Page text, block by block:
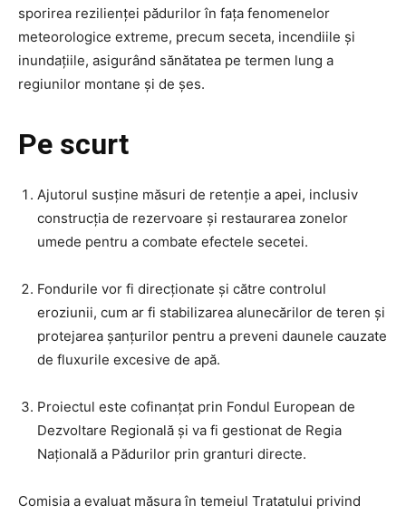
sporirea rezilienței pădurilor în fața fenomenelor
meteorologice extreme, precum seceta, incendiile și
inundațiile, asigurând sănătatea pe termen lung a
regiunilor montane și de șes.
Pe scurt
Ajutorul susține măsuri de retenție a apei, inclusiv
construcția de rezervoare și restaurarea zonelor
umede pentru a combate efectele secetei.
Fondurile vor fi direcționate și către controlul
eroziunii, cum ar fi stabilizarea alunecărilor de teren și
protejarea șanțurilor pentru a preveni daunele cauzate
de fluxurile excesive de apă.
Proiectul este cofinanțat prin Fondul European de
Dezvoltare Regională și va fi gestionat de Regia
Națională a Pădurilor prin granturi directe.
Comisia a evaluat măsura în temeiul Tratatului privind